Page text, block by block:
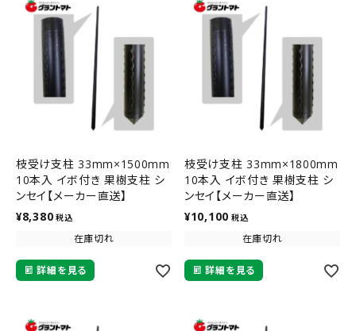
枝受け支柱 33mm×1500mm
10本入 イボ付き 果樹支柱 シ
ンセイ【メーカー直送】
¥8,380 税込
在庫切れ
詳細を見る
枝受け支柱 33mm×1800mm
10本入 イボ付き 果樹支柱 シ
ンセイ【メーカー直送】
¥10,100 税込
在庫切れ
詳細を見る